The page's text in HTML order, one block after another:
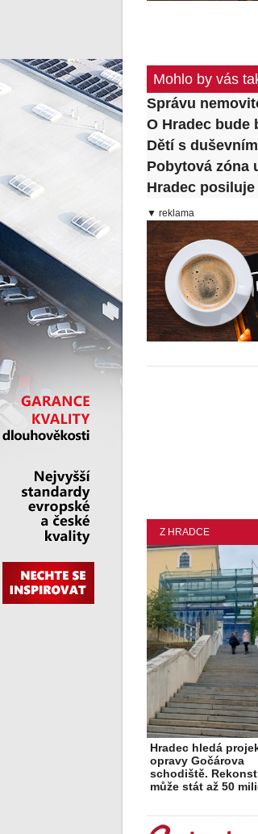
Mohlo by vás
Správu
O Hradec bude
Dětí s
Pobytová zóna
Hradec
▼ reklama
Z HRADCE
Hradec hledá
opravy Gočárova
schodiště.
může stát až 50